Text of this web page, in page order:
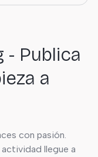
- Publica
a
con pasión.
llegue a